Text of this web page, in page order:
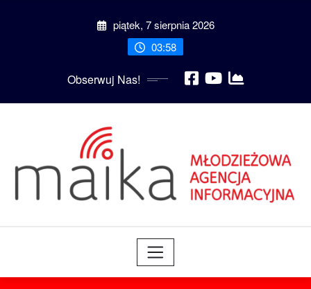
piątek, 7 sierpnia 2026
03:58
Obserwuj Nas!